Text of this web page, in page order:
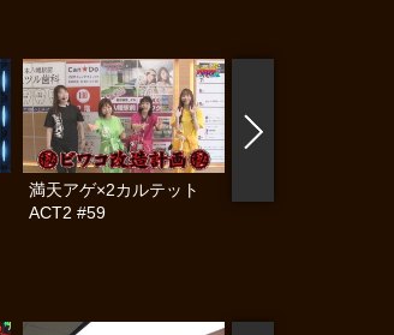
満天アゲ×2カルテット
ACT2 #59